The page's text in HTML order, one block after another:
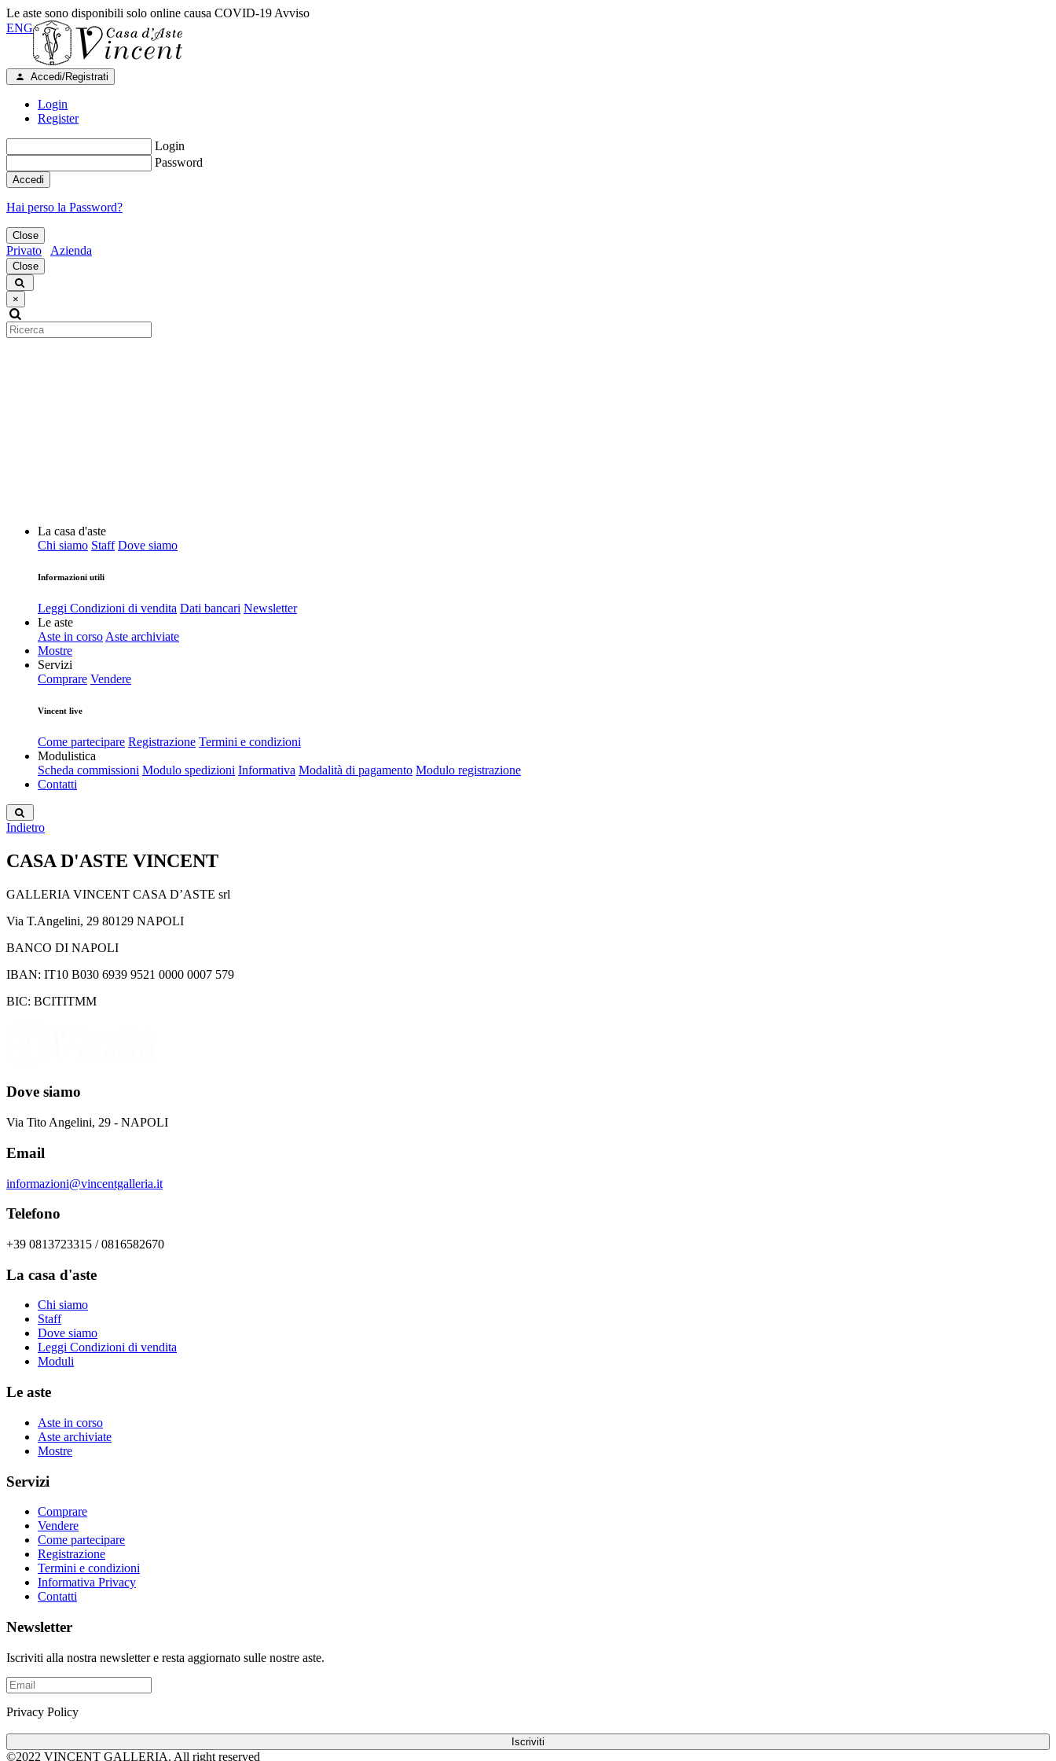
Le aste sono disponibili solo online causa COVID-19 Avviso
ENG
Accedi/Registrati
Login
Register
Login
Password
Accedi
Hai perso la Password?
Close
Privato Azienda
Close
×
La casa d'aste
Chi siamo Staff Dove siamo
Informazioni utili
Leggi Condizioni di vendita Dati bancari Newsletter
Le aste
Aste in corso Aste archiviate
Mostre
Servizi
Comprare Vendere
Vincent live
Come partecipare Registrazione Termini e condizioni
Modulistica
Scheda commissioni Modulo spedizioni Informativa Modalità di pagamento Modulo registrazione
Contatti
Indietro
CASA D'ASTE VINCENT
GALLERIA VINCENT CASA D’ASTE srl
Via T.Angelini, 29 80129 NAPOLI
BANCO DI NAPOLI
IBAN: IT10 B030 6939 9521 0000 0007 579
BIC: BCITITMM
Dove siamo
Via Tito Angelini, 29 - NAPOLI
Email
informazioni@vincentgalleria.it
Telefono
+39 0813723315 / 0816582670
La casa d'aste
Chi siamo
Staff
Dove siamo
Leggi Condizioni di vendita
Moduli
Le aste
Aste in corso
Aste archiviate
Mostre
Servizi
Comprare
Vendere
Come partecipare
Registrazione
Termini e condizioni
Informativa Privacy
Contatti
Newsletter
Iscriviti alla nostra newsletter e resta aggiornato sulle nostre aste.
Privacy Policy
Iscriviti
©2022 VINCENT GALLERIA. All right reserved